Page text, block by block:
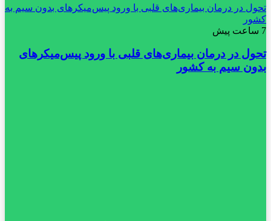
تحول در درمان بیماری‌های قلبی با ورود پیس‌میکرهای بدون سیم به
کشور
7 ساعت پیش
تحول در درمان بیماری‌های قلبی با ورود پیس‌میکرهای
بدون سیم به کشور